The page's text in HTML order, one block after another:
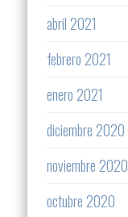
abril 2021
febrero 2021
enero 2021
diciembre 2020
noviembre 2020
octubre 2020